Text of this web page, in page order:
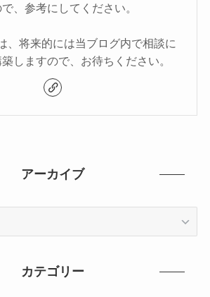
、参考にしてください。
、将来的には当ブログ内で相談に
しますので、お待ちください。
アーカイブ
カテゴリー